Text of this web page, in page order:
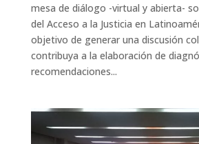
mesa de diálogo -virtual y abierta-
del Acceso a la Justicia en
objetivo de generar una discusión
contribuya a la elaboración de
recomendaciones...